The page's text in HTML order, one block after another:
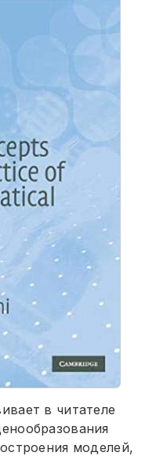
в читателе
моделей,